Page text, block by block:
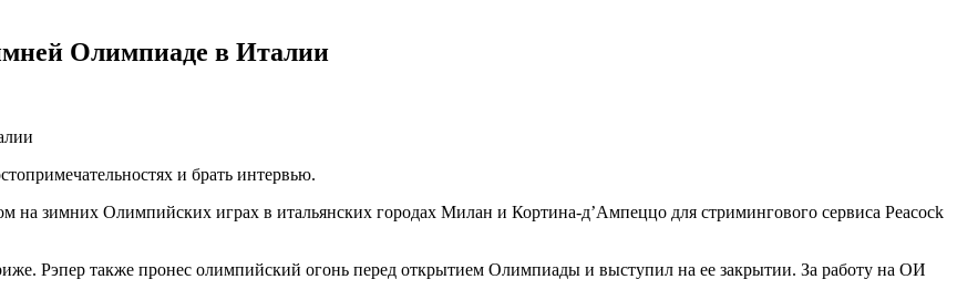
Олимпиаде в Италии
и брать интервью.
на зимних Олимпийских играх в итальянских городах Милан и Кортина-д’Ампеццо для стримингового сервиса Peacock
Рэпер также пронес олимпийский огонь перед открытием Олимпиады и выступил на ее закрытии. За работу на ОИ